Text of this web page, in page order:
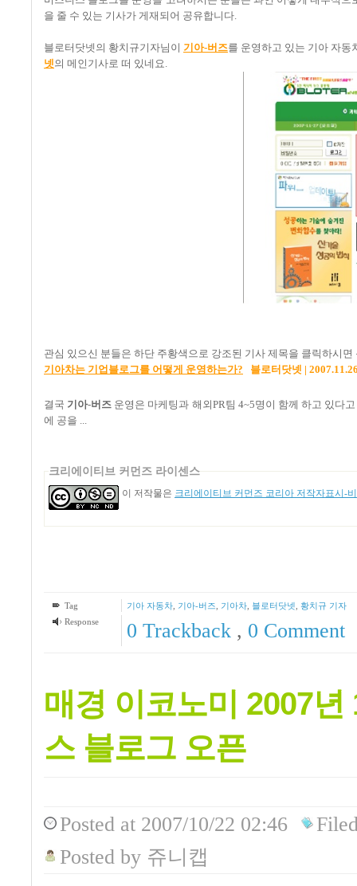
을 줄 수 있는 기사가 게재되어 공유합니다.
블로터닷넷의 황치규기자님이 기아-버즈를 운영하고 있는 기아 자
넷의 메인기사로 떠 있네요.
관심 있으신 분들은 하단 주황색으로 강조된 기사 제목을 클릭하시면
기아차는 기업블로그를 어떻게 운영하는가?
블로터닷넷 |
결국 기아-버즈 운영은 마케팅과 해외PR팀 4~5명이 함께 하고 있다
에 공을 ...
크리에이티브 커먼즈 라이센스
이 저작물은 크리에이티브 커먼즈 코리아 저작자표시-
Tag 기아 자동차, 기아-버즈 기아차, 블로터닷넷 황치규 기자
Response
0 Trackback , 0 Comment
매경 이코노미 2007
스 블로그 오픈
Posted at 2007/10/22 02:46
Posted by 쥬니캡